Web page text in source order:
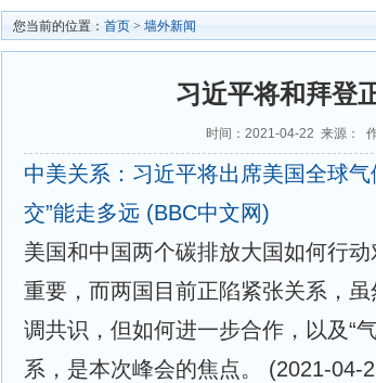
您当前的位置： 首页 > 墙外新闻
习近平将和拜登
时间：2021-04-22 来源：
中美关系：习近平将出席美国全球
交”能走多远 (BBC中文网)
美国和中国两个碳排放大国如何行
重要，而两国目前正陷紧张关系，
调共识，但如何进一步合作，以及“
系，是本次峰会的焦点。
(2021-04-